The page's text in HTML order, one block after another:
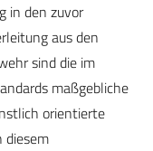
in den zuvor
aus den
sind die im
maßgebliche
orientierte
diesem